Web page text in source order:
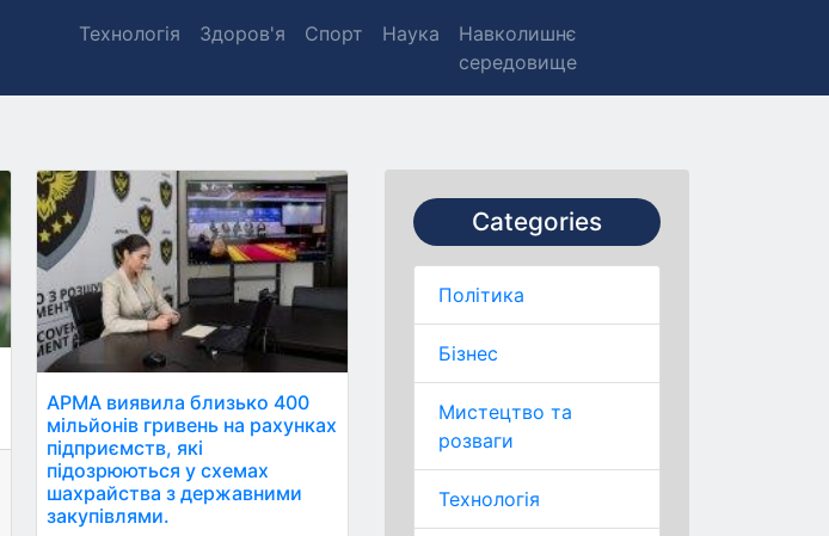
Технологія Здоров'я Спорт Наука
Навколишнє
середовище
Categories
Політика
Бізнес
Мистецтво та
розваги
Технологія
АРМА виявила близько 400
мільйонів гривень на рахунках
підприємств, які
підозрюються у схемах
шахрайства з державними
закупівлями.